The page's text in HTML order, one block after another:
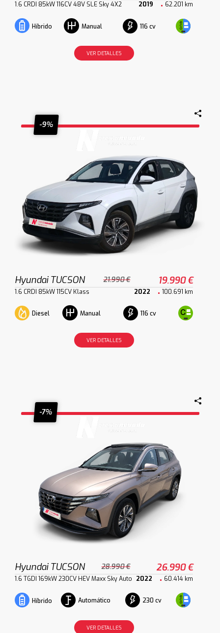
1.6 CRDI 85kW 116CV 48V SLE Sky 4X2 2019 62.201 km
Híbrido Manual 116 cv
VER DETALLES
-9%
Hyundai TUCSON 21.990 € 19.990 €
1.6 CRDI 85kW 115CV Klass 2022 100.691 km
Diesel Manual 116 cv
VER DETALLES
-7%
Hyundai TUCSON 28.990 € 26.990 €
1.6 TGDI 169kW 230CV HEV Maxx Sky Auto 2022 60.414 km
Híbrido Automático 230 cv
VER DETALLES